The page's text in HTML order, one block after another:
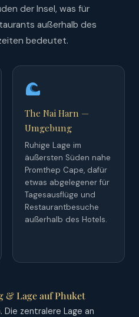
der Insel, was für
außerhalb des
bedeutet.
The Nai Harn —
Umgebung
Ruhige Lage im
äußersten Süden nahe
Promthep Cape, dafür
etwas abgelegener für
Tagesausflüge und
Restaurantbesuche
außerhalb des Hotels.
& Lage auf Phuket
. Die zentralere Lage an